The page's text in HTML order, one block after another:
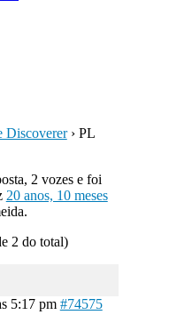
Discoverer › PL
2 vozes e foi
20 anos, 10 meses
2 do total)
5:17 pm #74575